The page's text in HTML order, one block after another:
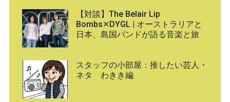
【対談】The Belair Lip
Bombs✕DYGL | オーストラリアと
日本、島国バンドが語る音楽と旅
スタッフの小部屋：推したい芸人・
ネタ わきき編